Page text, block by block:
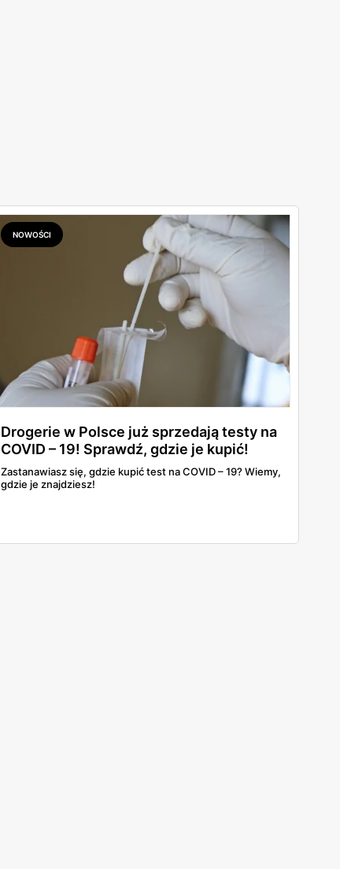
NOWOŚCI
Drogerie w Polsce już sprzedają testy na
COVID – 19! Sprawdź, gdzie je kupić!
Zastanawiasz się, gdzie kupić test na COVID – 19? Wiemy,
gdzie je znajdziesz!